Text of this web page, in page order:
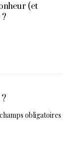
(et
obligatoires